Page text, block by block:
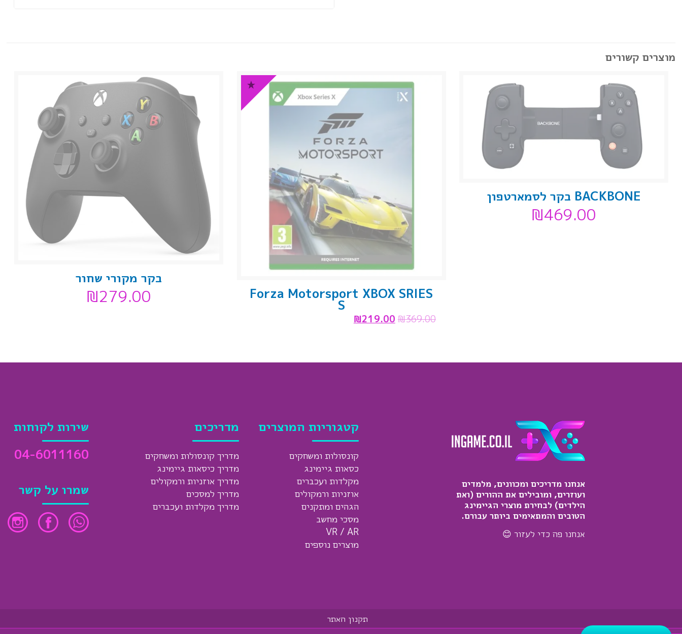
מוצרים קשורים
BACKBONE בקר לסמארטפון
₪469.00
Forza Motorsport XBOX SRIES
S
₪369.00
₪219.00
בקר מקורי שחור
₪279.00
אנחנו מדריכים ומכוונים, מלמדים
ועוזרים, ומובילים את ההורים (ואת
הילדים) לבחירת מוצרי הגיימינג
הטובים והמתאימים ביותר עבורם.
אנחנו פה כדי לעזור 😊
קטגוריות המוצרים
קונסולות ומשחקים
כסאות גיימינג
מקלדות ועכברים
אוזניות ורמקולים
הגהים ומתקנים
מסכי מחשב
VR / AR
מוצרים נוספים
מדריכים
מדריך קונסולות ומשחקים
מדריך כיסאות גיימינג
מדריך אוזניות ורמקולים
מדריך למסכים
מדריך מקלדות ועכברים
שירות לקוחות
04-6011160
שמרו על קשר
תקנון האתר